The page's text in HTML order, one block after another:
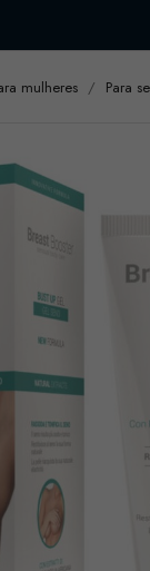
mulheres Para